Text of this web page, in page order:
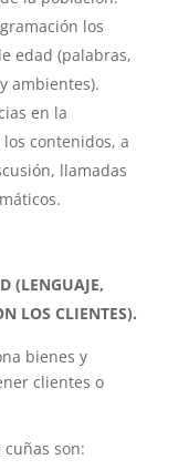
los
edad (palabras,
ambientes).
en la
contenidos, a
llamadas
(LENGUAJE,
LOS CLIENTES).
bienes y
clientes o
son: